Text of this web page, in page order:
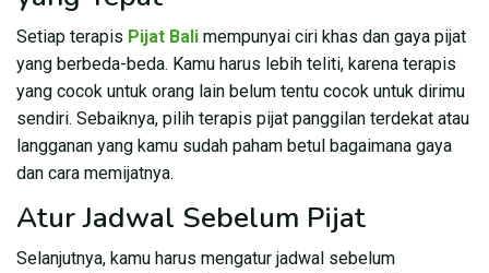
Setiap terapis Pijat Bali mempunyai ciri khas dan gaya pijat
yang berbeda-beda. Kamu harus lebih teliti, karena terapis
yang cocok untuk orang lain belum tentu cocok untuk dirimu
sendiri. Sebaiknya, pilih terapis pijat panggilan terdekat atau
langganan yang kamu sudah paham betul bagaimana gaya
dan cara memijatnya.
Atur Jadwal Sebelum Pijat
Selanjutnya, kamu harus mengatur jadwal sebelum